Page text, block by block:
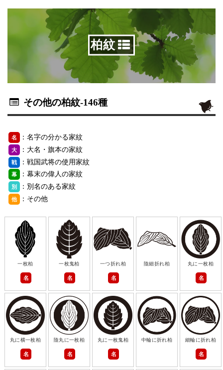
柏紋
その他の柏紋-146種
名 ：名字の分かる家紋
大 ：大名・旗本の家紋
戦 ：戦国武将の使用家紋
幕 ：幕末の偉人の家紋
別 ：別名のある家紋
他 ：その他
一枚柏
名
一枚鬼柏
名
一つ折れ柏
名
陰細折れ柏 丸に一枚柏
名
丸に横一枚柏
名
陰丸に一枚柏
名
丸に一枚鬼柏
名
中輪に折れ柏 細輪に折れ柏
名